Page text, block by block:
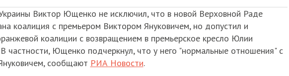
Виктор Ющенко не исключил, что в новой Верховной Раде
коалиция с премьером Виктором Януковичем, но допустил и
коалиции с возвращением в премьерское кресло Юлии
частности, Ющенко подчеркнул, что у него "нормальные отношения" с
сообщают РИА Новости.